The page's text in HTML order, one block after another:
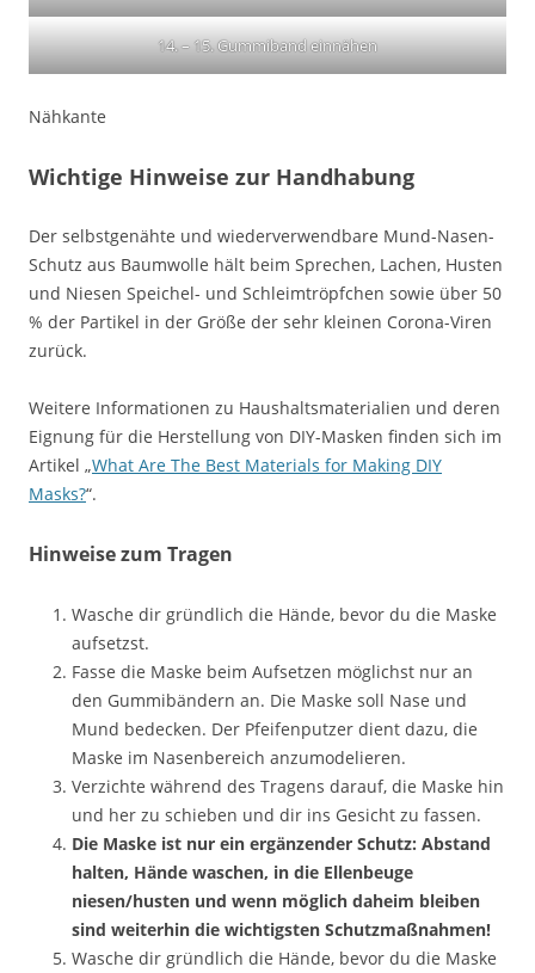
14. – 15. Gummiband einnähen
Nähkante
Wichtige Hinweise zur Handhabung
Der selbstgenähte und wiederverwendbare Mund-Nasen-
Schutz aus Baumwolle hält beim Sprechen, Lachen, Husten
und Niesen Speichel- und Schleimtröpfchen sowie über 50
% der Partikel in der Größe der sehr kleinen Corona-Viren
zurück.
Weitere Informationen zu Haushaltsmaterialien und deren
Eignung für die Herstellung von DIY-Masken finden sich im
Artikel „What Are The Best Materials for Making DIY
Masks?“.
Hinweise zum Tragen
Wasche dir gründlich die Hände, bevor du die Maske
aufsetzst.
Fasse die Maske beim Aufsetzen möglichst nur an
den Gummibändern an. Die Maske soll Nase und
Mund bedecken. Der Pfeifenputzer dient dazu, die
Maske im Nasenbereich anzumodelieren.
Verzichte während des Tragens darauf, die Maske hin
und her zu schieben und dir ins Gesicht zu fassen.
Die Maske ist nur ein ergänzender Schutz: Abstand
halten, Hände waschen, in die Ellenbeuge
niesen/husten und wenn möglich daheim bleiben
sind weiterhin die wichtigsten Schutzmaßnahmen!
Wasche dir gründlich die Hände, bevor du die Maske